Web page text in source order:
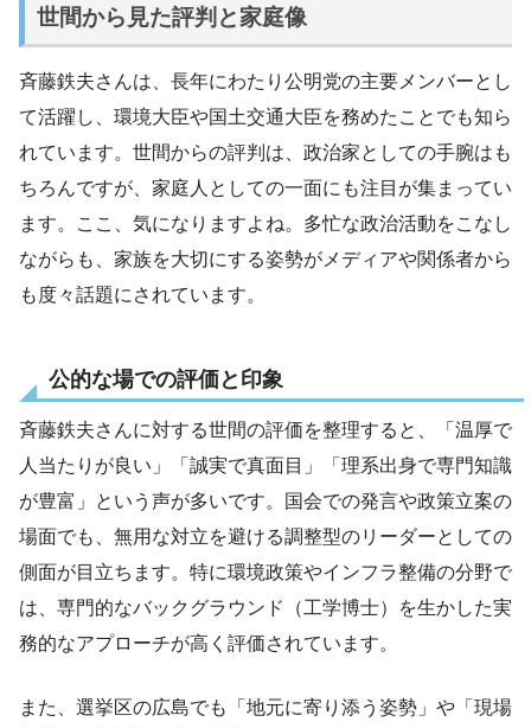
世間から見た評判と家庭像
斉藤鉄夫さんは、長年にわたり公明党の主要メンバーとし
て活躍し、環境大臣や国土交通大臣を務めたことでも知ら
れています。世間からの評判は、政治家としての手腕はも
ちろんですが、家庭人としての一面にも注目が集まってい
ます。ここ、気になりますよね。多忙な政治活動をこなし
ながらも、家族を大切にする姿勢がメディアや関係者から
も度々話題にされています。
公的な場での評価と印象
斉藤鉄夫さんに対する世間の評価を整理すると、「温厚で
人当たりが良い」「誠実で真面目」「理系出身で専門知識
が豊富」という声が多いです。国会での発言や政策立案の
場面でも、無用な対立を避ける調整型のリーダーとしての
側面が目立ちます。特に環境政策やインフラ整備の分野で
は、専門的なバックグラウンド（工学博士）を生かした実
務的なアプローチが高く評価されています。
また、選挙区の広島でも「地元に寄り添う姿勢」や「現場